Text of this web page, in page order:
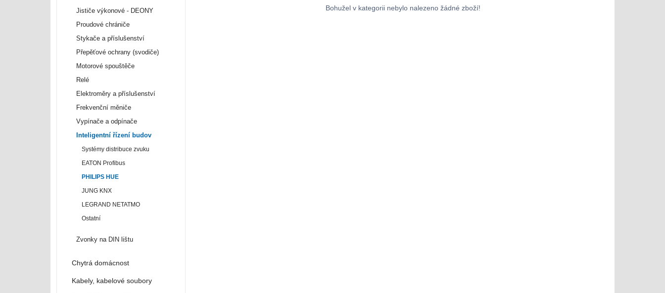
Bohužel v kategorii nebylo nalezeno žádné zboží!
Jističe výkonové - DEONY
Proudové chrániče
Stykače a příslušenství
Přepěťové ochrany (svodiče)
Motorové spouštěče
Relé
Elektroměry a příslušenství
Frekvenční měniče
Vypínače a odpínače
Inteligentní řízení budov
Systémy distribuce zvuku
EATON Profibus
PHILIPS HUE
JUNG KNX
LEGRAND NETATMO
Ostatní
Zvonky na DIN lištu
Chytrá domácnost
Kabely, kabelové soubory